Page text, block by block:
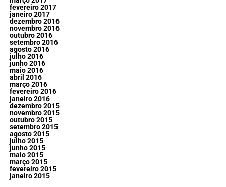
fevereiro 2017
janeiro 2017
dezembro 2016
novembro 2016
outubro 2016
setembro 2016
agosto 2016
julho 2016
junho 2016
maio 2016
abril 2016
março 2016
fevereiro 2016
janeiro 2016
dezembro 2015
novembro 2015
outubro 2015
setembro 2015
agosto 2015
julho 2015
junho 2015
maio 2015
março 2015
fevereiro 2015
janeiro 2015